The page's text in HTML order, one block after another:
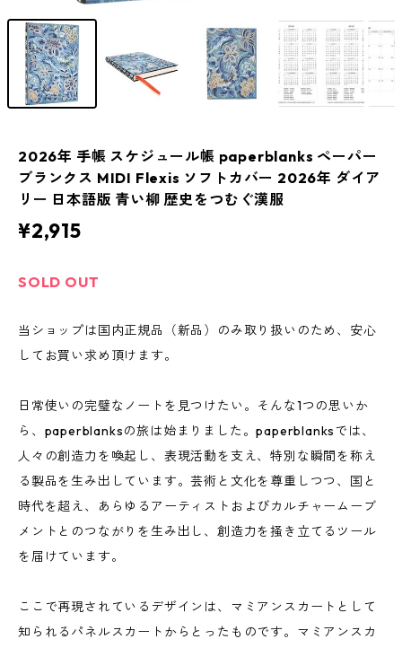
2026年 手帳 スケジュール帳 paperblanks ペーパー
ブランクス MIDI Flexis ソフトカバー 2026年 ダイア
リー 日本語版 青い柳 歴史をつむぐ漢服
¥2,915
SOLD OUT
当ショップは国内正規品（新品）のみ取り扱いのため、安心
してお買い求め頂けます。
日常使いの完璧なノートを見つけたい。そんな1つの思いか
ら、paperblanksの旅は始まりました。paperblanksでは、
人々の創造力を喚起し、表現活動を支え、特別な瞬間を称え
る製品を生み出しています。芸術と文化を尊重しつつ、国と
時代を超え、あらゆるアーティストおよびカルチャームーブ
メントとのつながりを生み出し、創造力を掻き立てるツール
を届けています。
ここで再現されているデザインは、マミアンスカートとして
知られるパネルスカートからとったものです。マミアンスカ